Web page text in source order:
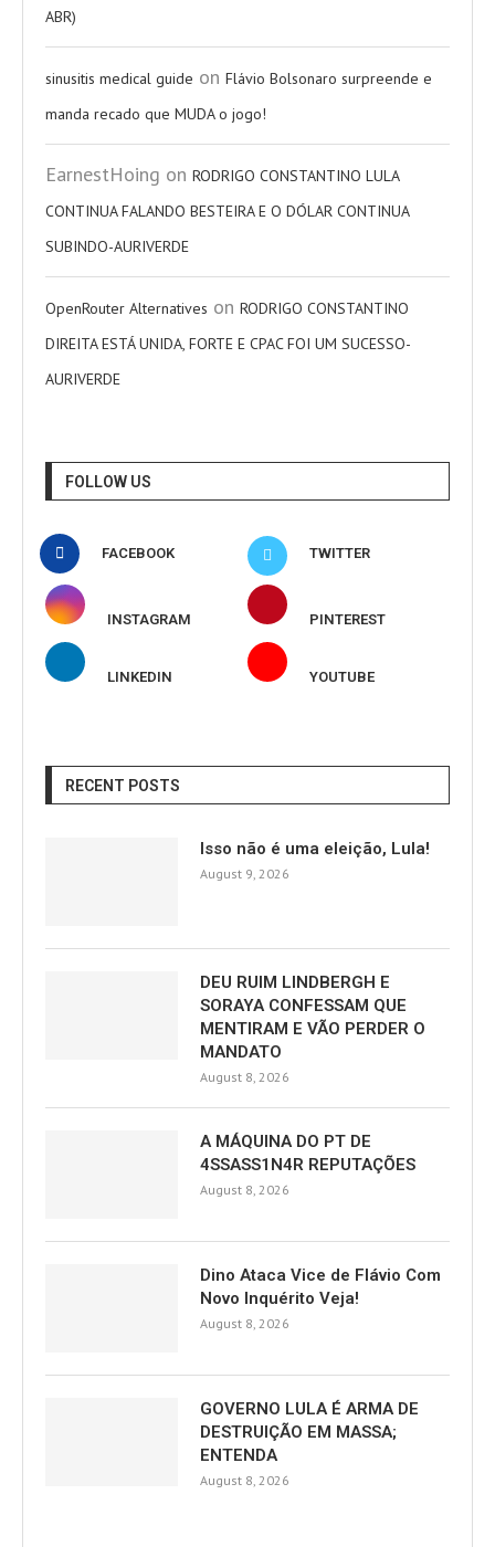
ABR)
sinusitis medical guide on Flávio Bolsonaro surpreende e
manda recado que MUDA o jogo!
EarnestHoing on RODRIGO CONSTANTINO LULA
CONTINUA FALANDO BESTEIRA E O DÓLAR CONTINUA
SUBINDO-AURIVERDE
OpenRouter Alternatives on RODRIGO CONSTANTINO
DIREITA ESTÁ UNIDA, FORTE E CPAC FOI UM SUCESSO-
AURIVERDE
FOLLOW US
FACEBOOK TWITTER
INSTAGRAM PINTEREST
LINKEDIN YOUTUBE
RECENT POSTS
Isso não é uma eleição, Lula!
August 9, 2026
DEU RUIM LINDBERGH E
SORAYA CONFESSAM QUE
MENTIRAM E VÃO PERDER O
MANDATO
August 8, 2026
A MÁQUINA DO PT DE
4SSASS1N4R REPUTAÇÕES
August 8, 2026
Dino Ataca Vice de Flávio Com
Novo Inquérito Veja!
August 8, 2026
GOVERNO LULA É ARMA DE
DESTRUIÇÃO EM MASSA;
ENTENDA
August 8, 2026